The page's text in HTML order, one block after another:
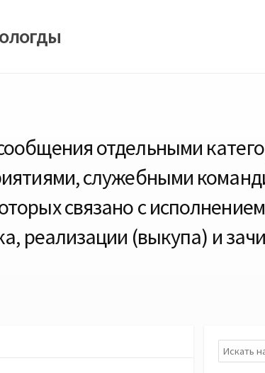
отдельными
служебными
связано с
реализации (выкупа) и
Поиск